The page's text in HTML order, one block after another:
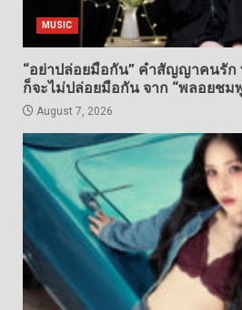
MUSIC
“อย่าปล่อยมือกัน” คำสัญญาคนรัก
ก็จะไม่ปล่อยมือกัน จาก “พลอยชม
August 7, 2026